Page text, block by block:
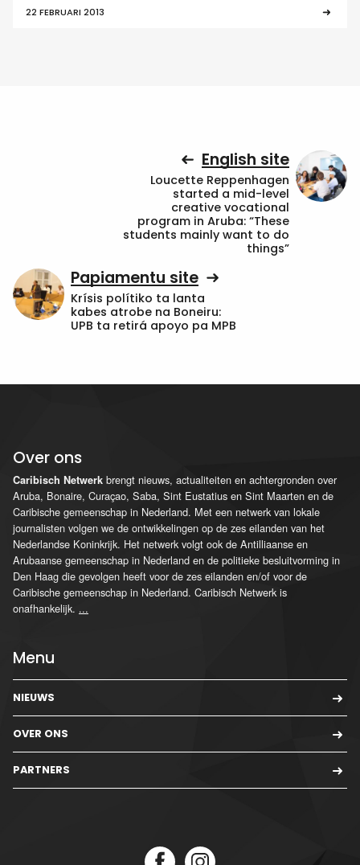
22 FEBRUARI 2013
English site
Loucette Reppenhagen
started a mid-level
creative vocational
program in Aruba: “These
students mainly want to do
things”
Papiamentu site
Krísis polítiko ta lanta
kabes atrobe na Boneiru:
UPB ta retirá apoyo pa MPB
Over ons
Caribisch Netwerk brengt nieuws, actualiteiten en achtergronden over
Aruba, Bonaire, Curaçao, Saba, Sint Eustatius en Sint Maarten en de
Caribische gemeenschap in Nederland. Met een netwerk van lokale
journalisten volgen we de ontwikkelingen op de zes eilanden van het
Nederlandse Koninkrijk. Het netwerk volgt ook de Antilliaanse en
Arubaanse gemeenschap in Nederland en de politieke besluitvorming in
Den Haag die gevolgen heeft voor de zes eilanden en/of voor de
Caribische gemeenschap in Nederland. Caribisch Netwerk is
onafhankelijk. ...
Menu
NIEUWS
OVER ONS
PARTNERS